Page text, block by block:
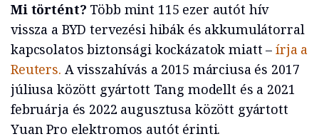
Mi történt? Több mint 115 ezer autót hív
vissza a BYD tervezési hibák és akkumulátorral
kapcsolatos biztonsági kockázatok miatt – írja a
Reuters. A visszahívás a 2015 márciusa és 2017
júliusa között gyártott Tang modellt és a 2021
februárja és 2022 augusztusa között gyártott
Yuan Pro elektromos autót érinti.